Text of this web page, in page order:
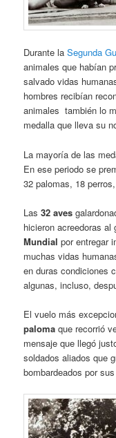
Durante laSegunda
animales que habían
salvado vidas
hombres recibían
animales también lo
medalla que lleva su
La mayoría de las
En ese periodo se
32 palomas, 18
Las32 aves
hicieron acreedoras
Mundial por entregar
muchas vidas
en duras condiciones
algunas, incluso,
El vuelo más
paloma que recorrió
mensaje que llegó
soldados aliados que
bombardeados por